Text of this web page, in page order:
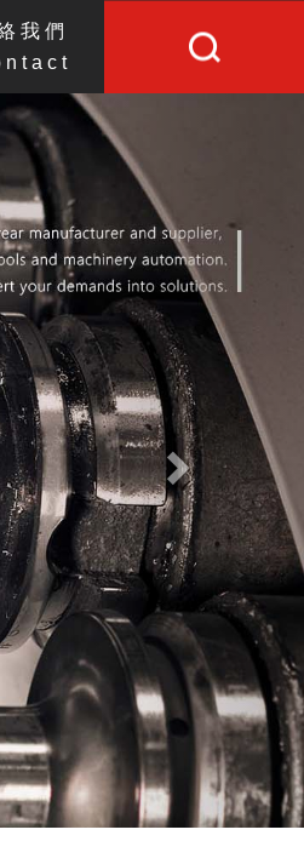
我們